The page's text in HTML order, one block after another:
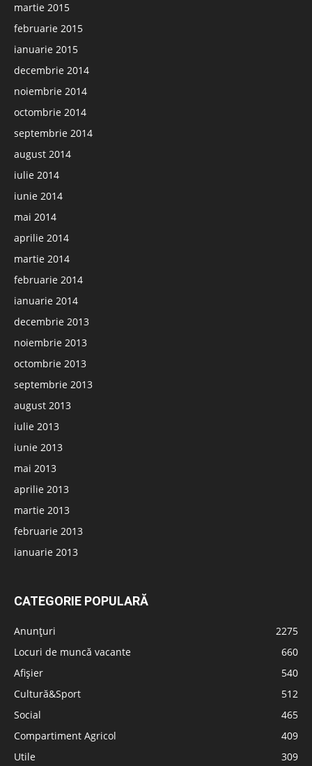
martie 2015
februarie 2015
ianuarie 2015
decembrie 2014
noiembrie 2014
octombrie 2014
septembrie 2014
august 2014
iulie 2014
iunie 2014
mai 2014
aprilie 2014
martie 2014
februarie 2014
ianuarie 2014
decembrie 2013
noiembrie 2013
octombrie 2013
septembrie 2013
august 2013
iulie 2013
iunie 2013
mai 2013
aprilie 2013
martie 2013
februarie 2013
ianuarie 2013
CATEGORIE POPULARĂ
Anunțuri
2275
Locuri de muncă vacante
660
Afișier
540
Cultură&Sport
512
Social
465
Compartiment Agricol
409
Utile
309